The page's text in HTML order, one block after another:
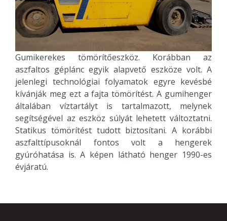
Gumikerekes tömörítőeszköz. Korábban az
aszfaltos géplánc egyik alapvető eszköze volt. A
jelenlegi technológiai folyamatok egyre kevésbé
kívánják meg ezt a fajta tömörítést. A gumihenger
általában víztartályt is tartalmazott, melynek
segítségével az eszköz súlyát lehetett változtatni.
Statikus tömörítést tudott biztosítani. A korábbi
aszfalttípusoknál fontos volt a hengerek
gyúróhatása is. A képen látható henger 1990-es
évjáratú.